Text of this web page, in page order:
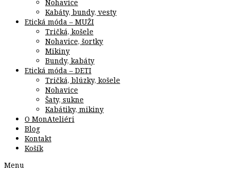
Nohavice
Kabáty, bundy, vesty
Etická móda – MUŽI
Tričká, košele
Nohavice, šortky
Mikiny
Bundy, kabáty
Etická móda – DETI
Tričká, blúzky, košele
Nohavice
Šaty, sukne
Kabátiky, mikiny
O MonAteliéri
Blog
Kontakt
Košík
Menu